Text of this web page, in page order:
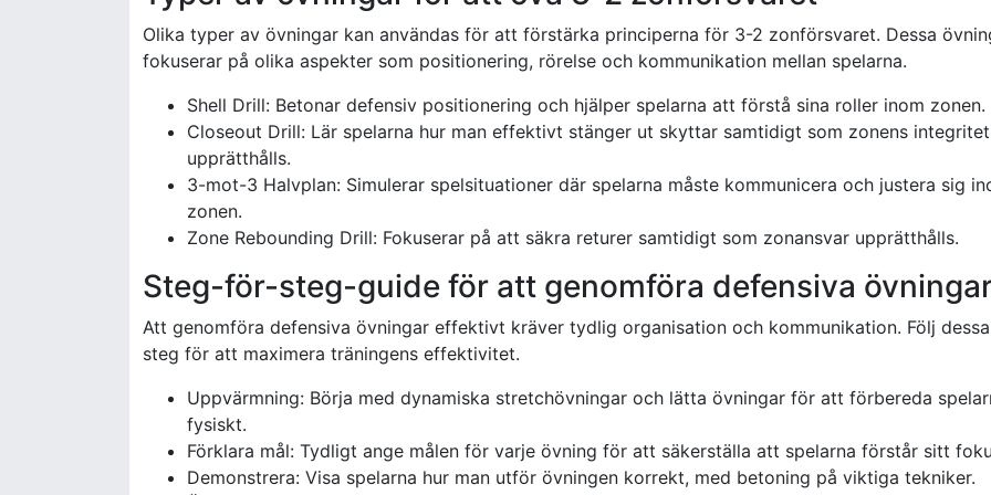
Olika typer av övningar kan användas för att förstärka principerna för 3-2 zonförsvaret. Dessa
fokuserar på olika aspekter som positionering, rörelse och kommunikation mellan spelarna.
Shell Drill: Betonar defensiv positionering och hjälper spelarna att förstå sina roller inom zonen.
Closeout Drill: Lär spelarna hur man effektivt stänger ut skyttar samtidigt som zonens integritet
upprätthålls.
3-mot-3 Halvplan: Simulerar spelsituationer där spelarna måste kommunicera och justera sig
zonen.
Zone Rebounding Drill: Fokuserar på att säkra returer samtidigt som zonansvar upprätthålls.
Steg-för-steg-guide för att genomföra defensiva
Att genomföra defensiva övningar effektivt kräver tydlig organisation och kommunikation. Följ dessa
steg för att maximera träningens effektivitet.
Uppvärmning: Börja med dynamiska stretchövningar och lätta övningar för att förbereda
fysiskt.
Förklara mål: Tydligt ange målen för varje övning för att säkerställa att spelarna förstår sitt
Demonstrera: Visa spelarna hur man utför övningen korrekt, med betoning på viktiga tekniker.